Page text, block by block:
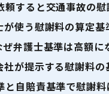
頼すると交通事故の
が使う慰謝料の算定基
ぜ弁護士基準は高額に
社が提示する慰謝料の
と自賠責基準で慰謝